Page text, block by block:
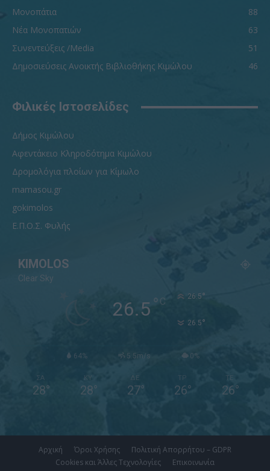
Μονοπάτια
88
Νέα Μονοπατιών
63
Συνεντεύξεις /Media
51
Δημοσιεύσεις Ανοικτής Βιβλιοθήκης Κιμώλου
46
Φιλικές Ιστοσελίδες
Δήμος Κιμώλου
Αφεντάκειο Κληροδότημα Κιμώλου
Δρομολόγια πλοίων για Κίμωλο
mamasou.gr
gokimolos
Ε.Π.Ο.Σ. Φυλής
KIMOLOS
Clear Sky
26.5° C 26.5°
26.5°
64% 5.5m/s 0%
ΣΑ
28°
ΚΥ
28°
ΔΕ
27°
ΤΡ
26°
ΤΕ
26°
Αρχική Όροι Χρήσης
Πολιτική Απορρήτου – GDPR
Cookies και Άλλες Τεχνολογίες
Επικοινωνία